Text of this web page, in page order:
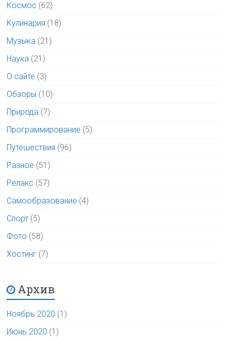
Космос (62)
Кулинария (18)
Музыка (21)
Наука (21)
О сайте (3)
Обзоры (10)
Природа (7)
Программирование (5)
Путешествия (96)
Разное (51)
Релакс (57)
Самообразование (4)
Спорт (5)
Фото (58)
Хостинг (7)
Архив
Ноябрь 2020 (1)
Июнь 2020 (1)